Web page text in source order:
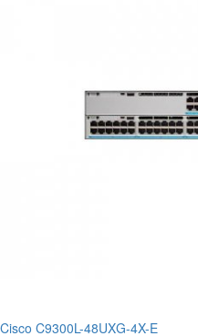
Cisco C9300L-48UXG-4X-E